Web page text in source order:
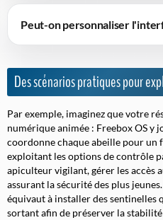
Peut-on personnaliser
Des scénarios pratiques pour
Par exemple, imaginez que votre
numérique animée : Freebox OS y
coordonne chaque abeille pour un
exploitant les options de contrôle
apiculteur vigilant, gérer les accès
assurant la sécurité des plus
équivaut à installer des
sortant afin de préserver la